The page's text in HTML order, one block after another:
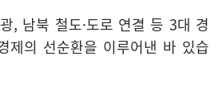
, 남북 철도·도로 연결 등 3대 경
제의 선순환을 이루어낸 바 있습